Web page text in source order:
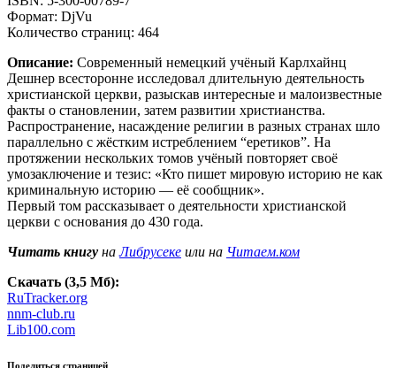
Формат: DjVu
Количество страниц: 464
Описание: Современный немецкий учёный Карлхайнц
Дешнер всесторонне исследовал длительную деятельность
христианской церкви, разыскав интересные и малоизвестные
факты о становлении, затем развитии христианства.
Распространение, насаждение религии в разных странах шло
параллельно с жёстким истреблением “еретиков”. На
протяжении нескольких томов учёный повторяет своё
умозаключение и тезис: «Кто пишет мировую историю не как
криминальную историю — её сообщник».
Первый том рассказывает о деятельности христианской
церкви с основания до 430 года.
Читать книгу наЛибрусеке или на Читаем.ком
Скачать (3,5 Мб):
RuTracker.org
nnm-club.ru
Lib100.com
Поделиться страницей